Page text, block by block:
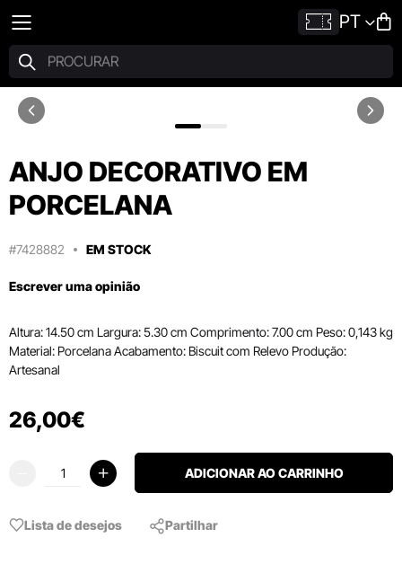
PT
ANJO DECORATIVO EM
PORCELANA
#7428882 EM STOCK
Escrever uma opinião
Altura: 14.50 cm Largura: 5.30 cm Comprimento: 7.00 cm Peso: 0,143 kg
Material: Porcelana Acabamento: Biscuit com Relevo Produção:
Artesanal
26,00€
ADICIONAR AO CARRINHO
Lista de desejos Partilhar